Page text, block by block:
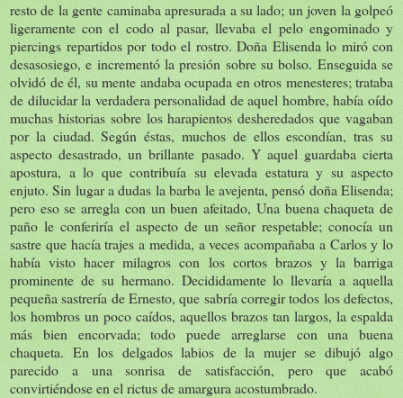
resto de la gente caminaba apresurada a su lado; un joven la golpeó
ligeramente con el codo al pasar, llevaba el pelo engominado y
piercings repartidos por todo el rostro. Doña Elisenda lo miró con
desasosiego, e incrementó la presión sobre su bolso. Enseguida se
olvidó de él, su mente andaba ocupada en otros menesteres; trataba
de dilucidar la verdadera personalidad de aquel hombre, había oído
muchas historias sobre los harapientos desheredados que vagaban
por la ciudad. Según éstas, muchos de ellos escondían, tras su
aspecto desastrado, un brillante pasado. Y aquel guardaba cierta
apostura, a lo que contribuía su elevada estatura y su aspecto
enjuto. Sin lugar a dudas la barba le avejenta, pensó doña Elisenda;
pero eso se arregla con un buen afeitado, Una buena chaqueta de
paño le conferiría el aspecto de un señor respetable; conocía un
sastre que hacía trajes a medida, a veces acompañaba a Carlos y lo
había visto hacer milagros con los cortos brazos y la barriga
prominente de su hermano. Decididamente lo llevaría a aquella
pequeña sastrería de Ernesto, que sabría corregir todos los defectos,
los hombros un poco caídos, aquellos brazos tan largos, la espalda
más bien encorvada; todo puede arreglarse con una buena
chaqueta. En los delgados labios de la mujer se dibujó algo
parecido a una sonrisa de satisfacción, pero que acabó
convirtiéndose en el rictus de amargura acostumbrado.